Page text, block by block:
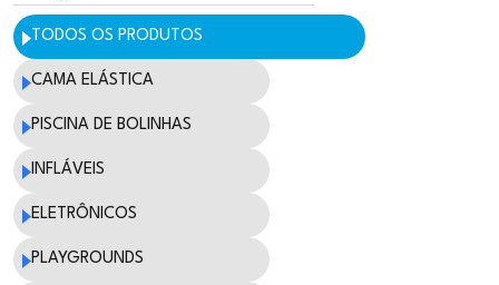
TODOS OS PRODUTOS
CAMA ELÁSTICA
PISCINA DE BOLINHAS
INFLÁVEIS
ELETRÔNICOS
PLAYGROUNDS